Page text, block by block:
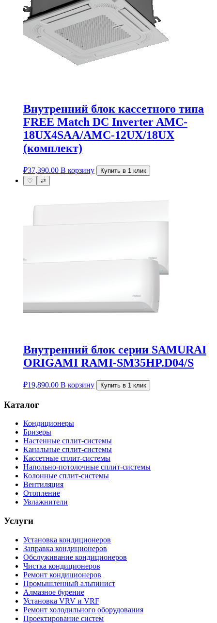
Внутренний блок кассетного типа
FREE Match DC Inverter AMC-
18UX4SAA/AMC-12UX/18UX
(комплект)
₽37,390.00 В корзину
Купить в 1 клик
♡
⇄
Внутренний блок серии SAMURAI
ORIGAMI RAMI-SM35HP.D04/S
₽19,890.00 В корзину Купить в 1 клик
Каталог
Кондиционеры
Бризеры
Настенные сплит-системы
Канальные сплит-системы
Кассетные сплит-системы
Напольно-потолочные сплит-системы
Колонные сплит-системы
Вентиляция
Отопление
Увлажнители
Услуги
Установка кондиционеров
Заправка кондиционеров
Обслуживание кондиционеров
Чистка кондиционеров
Ремонт кондиционеров
Промышленный альпинист
Алмазное бурение
Установка VRV и VRF
Ремонт холодильного оборудования
Проектирование систем